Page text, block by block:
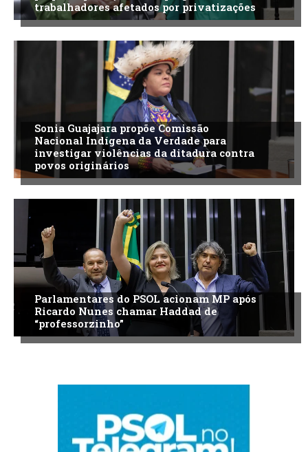
trabalhadores afetados por privatizações
Sonia Guajajara propõe Comissão
Nacional Indígena da Verdade para
investigar violências da ditadura contra
povos originários
Parlamentares do PSOL acionam MP após
Ricardo Nunes chamar Haddad de
“professorzinho”